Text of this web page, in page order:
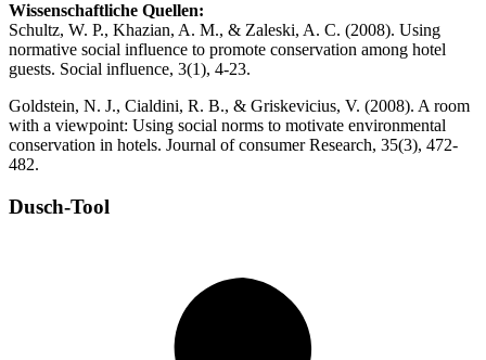
Wissenschaftliche Quellen:
Schultz, W. P., Khazian, A. M., & Zaleski, A. C. (2008). Using
normative social influence to promote conservation among hotel
guests. Social influence, 3(1), 4-23.
Goldstein, N. J., Cialdini, R. B., & Griskevicius, V. (2008). A room
with a viewpoint: Using social norms to motivate environmental
conservation in hotels. Journal of consumer Research, 35(3), 472-
482.
Dusch-Tool